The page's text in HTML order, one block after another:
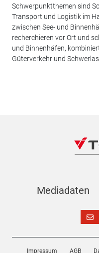
Schwerpunktthemen sind
Transport und Logistik im
zwischen See- und
recherchieren vor Ort und
und Binnenhäfen,
Güterverkehr und
Mediadaten
Impressum AGB